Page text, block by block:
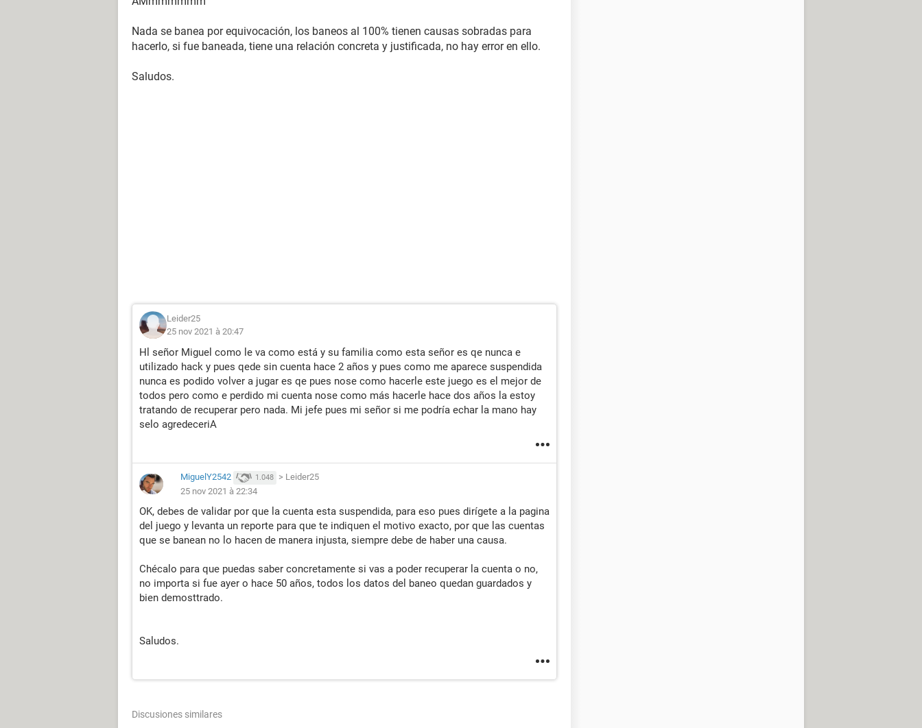
Nada se banea por equivocación, los baneos al 100% tienen causas sobradas para
hacerlo, si fue baneada, tiene una relación concreta y justificada, no hay error en ello.
Saludos.
Leider25
25 nov 2021 à 20:47
Hl señor Miguel como le va como está y su familia como esta señor es qe nunca e
utilizado hack y pues qede sin cuenta hace 2 años y pues como me aparece suspendida
nunca es podido volver a jugar es qe pues nose como hacerle este juego es el mejor de
todos pero como e perdido mi cuenta nose como más hacerle hace dos años la estoy
tratando de recuperar pero nada. Mi jefe pues mi señor si me podría echar la mano hay
selo agredeceriA
MiguelY2542 1.048 > Leider25
25 nov 2021 à 22:34
OK, debes de validar por que la cuenta esta suspendida, para eso pues dirígete a la pagina
del juego y levanta un reporte para que te indiquen el motivo exacto, por que las cuentas
que se banean no lo hacen de manera injusta, siempre debe de haber una causa.
Chécalo para que puedas saber concretamente si vas a poder recuperar la cuenta o no,
no importa si fue ayer o hace 50 años, todos los datos del baneo quedan guardados y
bien demosttrado.
Saludos.
Discusiones similares